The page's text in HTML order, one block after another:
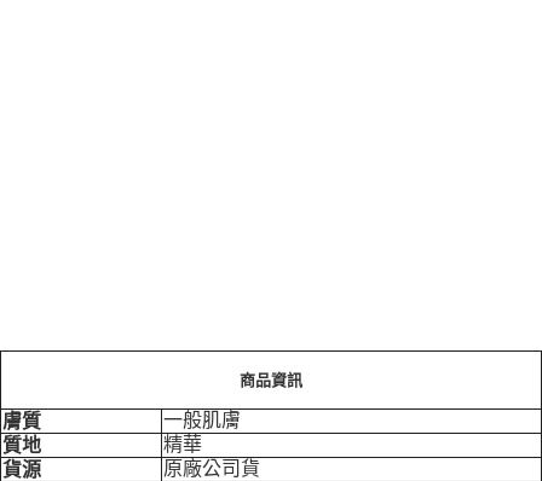
商品資訊
膚質
一般肌膚
質地
精華
貨源
原廠公司貨